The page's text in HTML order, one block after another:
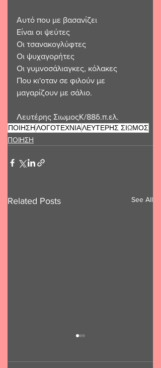
Αυτό που με βασανίζει
Είναι οι ψεύτες
Οι τσανακογλύφτες
Οι ψυχαγορήτες
Οι γυμνοσάλιαγκες, κόλακες
Που κι'οταν σε φιλούν με
μαγαρίζουν με σάλιο.
Λευτέρης ΣιωμοςΚ/88δ.π.ελ.
ΠΟΙΗΣΗΛΟΓΟΤΕΧΝΙΑΛΕΥΤΕΡΗΣ ΣΙΩΜΟΣ
ΠΟΙΗΣΗ
Related Posts See All